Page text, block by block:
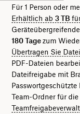
Für 1 Person oder
Erhältlich ab 3 TB
180 Tage zum
Übertragen Sie
PDF-Dateien
Dateifreigabe mit
Passwortgeschützte
Team-Ordner für